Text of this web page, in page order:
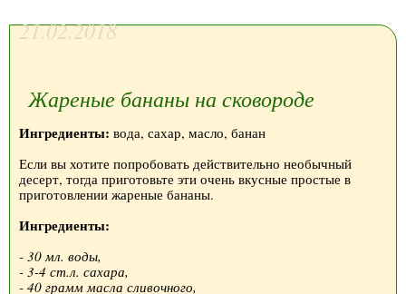
21.02.2018
Жареные бананы на сковороде
Ингредиенты: вода, сахар, масло, банан
Если вы хотите попробовать действительно необычный
десерт, тогда приготовьте эти очень вкусные простые в
приготовлении жареные бананы.
Ингредиенты:
- 30 мл. воды,
- 3-4 ст.л. сахара,
- 40 грамм масла сливочного,